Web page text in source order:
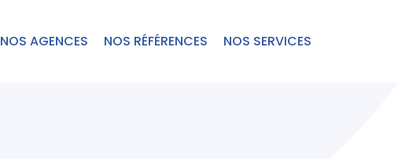
NOS AGENCES NOS RÉFÉRENCES NOS SERVICES